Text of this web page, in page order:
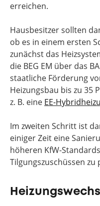
erreichen.
Hausbesitzer sollten
ob es in einem ersten
zunächst das
die BEG EM über das
staatliche Förderung
Heizungsbau bis zu 35
z. B. eine EE-
Im zweiten Schritt ist
einiger Zeit eine
höheren KfW-
Tilgungszuschüssen